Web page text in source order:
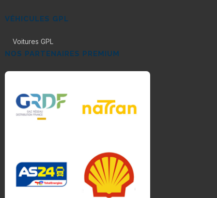
VÉHICULES GPL
Voitures GPL
NOS PARTENAIRES PREMIUM